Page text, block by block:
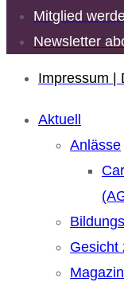
Mitglied
Newsletter
Impressum |
Aktuell
Anlässe
Gesicht